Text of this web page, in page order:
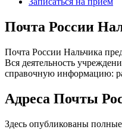
Почта России
Почта России Нальчика
Вся деятельность
справочную информацию:
Адреса Почты
Здесь опубликованы